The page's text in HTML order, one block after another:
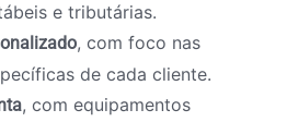
e tributárias.
, com foco nas
de cada cliente.
, com equipamentos